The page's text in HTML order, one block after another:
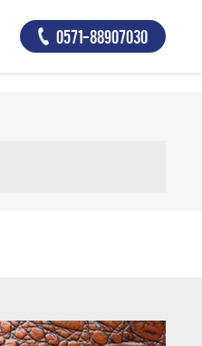
0571-88907030